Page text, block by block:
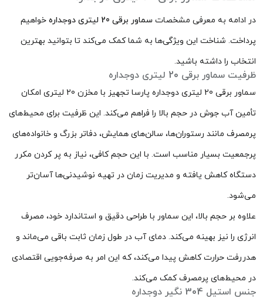
در ادامه به معرفی مشخصات سماور برقی 20 لیتری دوجداره
خواهیم
پرداخت. شناخت این ویژگی‌ها به شما کمک می‌کند تا بتوانید بهترین
انتخاب را داشته باشید.
ظرفیت سماور برقی 20 لیتری دوجداره
سماور برقی 20 لیتری دوجداره پارسا تجهیز با مخزن 20 لیتری امکان
تأمین آب جوش در حجم بالا را فراهم می‌کند. این ظرفیت برای محیط‌های
پرمصرف مانند رستوران‌ها، سالن‌های همایش، دفاتر بزرگ و خانواده‌های
پرجمعیت بسیار مناسب است. با این حجم کافی، نیاز به پر کردن مکرر
دستگاه کاهش یافته و مدیریت زمان در تهیه نوشیدنی‌ها آسان‌تر
می‌شود.
علاوه بر حجم بالا، این سماور با طراحی دقیق و استاندارد خود، مصرف
انرژی را نیز بهینه می‌کند. دمای آب در طول زمان ثابت باقی می‌ماند و
هدررفت حرارت کاهش پیدا می‌کند، که این امر به صرفه‌جویی اقتصادی
در محیط‌های پرمصرف کمک می‌کند.
جنس استیل 304 نگیر دوجداره